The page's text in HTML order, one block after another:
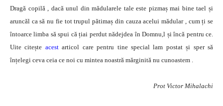
Dragă copilă , dacă unul din mădularele tale este pizmaș mai bine tael și
aruncăl ca să nu fie tot trupul pătimaș din cauza acelui mădular , cum ți se
întoarce limba să spui că țiai perdut nădejdea în Domnu,l și încă pentru ce.
Uite citește acestarticol care pentru tine special lam postat și sper să
înțelegi ceva ceia ce noi cu mintea noastră mărginită nu cunoastem .
Prot Victor Mihalachi